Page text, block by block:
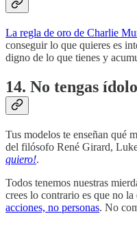
La regla de oro de Charlie
conseguir lo que quieres es
digno de lo que tienes y
14. No tengas
Tus modelos te enseñan qué
del filósofo René Girard,
quiero!.
Todos tenemos nuestras
crees lo contrario es que no
acciones, no personas. No